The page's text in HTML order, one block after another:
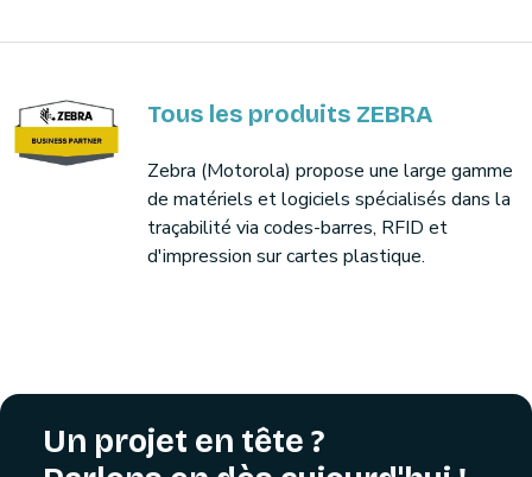
Tous les produits ZEBRA
Zebra (Motorola) propose une large gamme
de matériels et logiciels spécialisés dans la
traçabilité via codes-barres, RFID et
d'impression sur cartes plastique.
Un projet en tête ?